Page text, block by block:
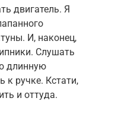
двигатель. Я
И, наконец,
Слушать
длинную
к ручке. Кстати,
и оттуда.